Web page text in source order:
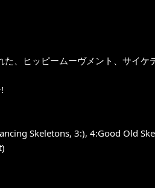
、ヒッピームーヴメント、サイケ
Skeletons, 3:), 4:Good Old